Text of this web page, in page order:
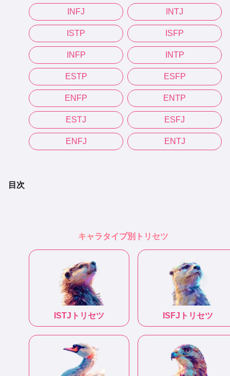
INFJ INTJ
ISTP ISFP
INFP INTP
ESTP ESFP
ENFP ENTP
ESTJ ESFJ
ENFJ ENTJ
目次
キャラタイプ別トリセツ
ISTJ トリセツ ISFJ トリセツ